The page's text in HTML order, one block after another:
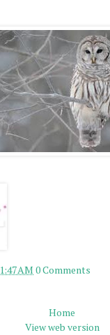
1:47 AM 0 Comments
Home
View web version